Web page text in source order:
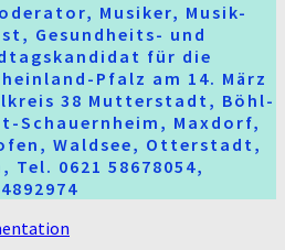
Musiker, Musik-
Gesundheits- und
für die
Pfalz am 14. März
38 Mutterstadt, Böhl-
Schauernheim, Maxdorf,
Waldsee, Otterstadt,
0621 58678054,